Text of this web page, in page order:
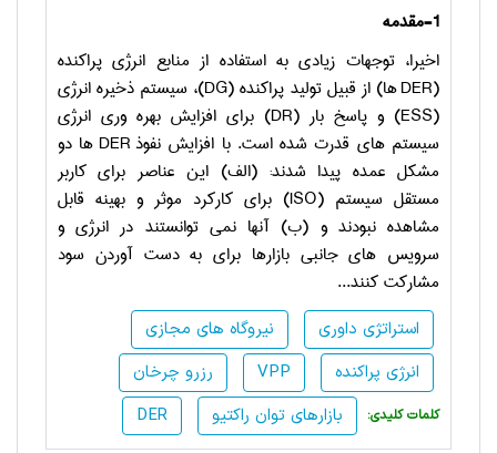
1-مقدمه
اخیرا، توجهات زیادی به استفاده از منابع انرژی پراکنده
(
DERها) از قبیل تولید پراکنده (DG)، سیستم ذخیره انرژی
(
ESS) و پاسخ بار (DR) برای افزایش بهره وری انرژی
سیستم های قدرت شده است. با افزایش نفوذDER ها دو
مشکل عمده پیدا شدند: (الف) این عناصر برای کاربر
مستقل سیستم (ISO) برای کارکرد موثر و بهینه قابل
مشاهده نبودند و (ب) آنها نمی توانستند در انرژی و
سرویس های جانبی بازارها برای به دست آوردن سود
مشارکت کنند...
نیروگاه های مجازی
استراتژی داوری
رزرو چرخان
VPP
انرژی پراکنده
DER
بازارهای توان راکتیو :کلمات کلیدی